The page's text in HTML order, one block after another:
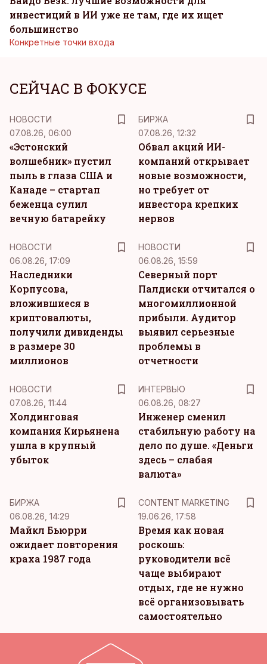
инвестиций в ИИ уже не там, где их ищет
большинство
Конкретные точки входа
СЕЙЧАС В ФОКУСЕ
НОВОСТИ
07.08.26, 06:00
«Эстонский
волшебник» пустил
пыль в глаза США и
Канаде – стартап
беженца сулил
вечную батарейку
БИРЖА
07.08.26, 12:32
Обвал акций ИИ-
компаний открывает
новые возможности,
но требует от
инвестора крепких
нервов
НОВОСТИ
06.08.26, 17:09
Наследники
Корпусова,
вложившиеся в
криптовалюты,
получили дивиденды
в размере 30
миллионов
НОВОСТИ
06.08.26, 15:59
Северный порт
Палдиски отчитался о
многомиллионной
прибыли. Аудитор
выявил серьезные
проблемы в
отчетности
НОВОСТИ
07.08.26, 11:44
Холдинговая
компания Кирьянена
ушла в крупный
убыток
ИНТЕРВЬЮ
06.08.26, 08:27
Инженер сменил
стабильную работу на
дело по душе. «Деньги
здесь – слабая
валюта»
БИРЖА
06.08.26, 14:29
Майкл Бьюрри
ожидает повторения
краха 1987 года
CONTENT MARKETING
19.06.26, 17:58
Время как новая
роскошь:
руководители всё
чаще выбирают
отдых, где не нужно
всё организовывать
самостоятельно